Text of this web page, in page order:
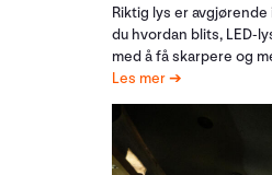
Riktig lys er
du hvordan blits, LED-
med å få skarpere og
Les mer